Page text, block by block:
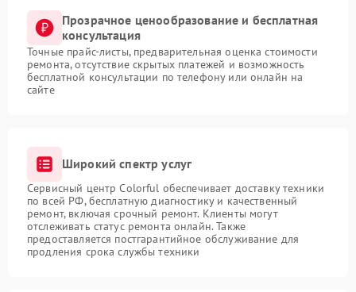
Прозрачное ценообразование и бесплатная
консультация
Точные прайс-листы, предварительная оценка стоимости
ремонта, отсутствие скрытых платежей и возможность
бесплатной консультации по телефону или онлайн на
сайте
Широкий спектр услуг
Сервисный центр Colorful обеспечивает доставку техники
по всей РФ, бесплатную диагностику и качественный
ремонт, включая срочный ремонт. Клиенты могут
отслеживать статус ремонта онлайн. Также
предоставляется постгарантийное обслуживание для
продления срока службы техники